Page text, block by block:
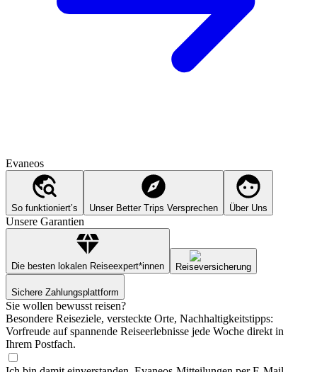
Evaneos
So funktioniert’s Unser Better Trips Versprechen Über Uns
Unsere Garantien
Die besten lokalen Reiseexpert*innen Reiseversicherung
Sichere Zahlungsplattform
Sie wollen bewusst reisen?
Besondere Reiseziele, versteckte Orte, Nachhaltigkeitstipps:
Vorfreude auf spannende Reiseerlebnisse jede Woche direkt in
Ihrem Postfach.